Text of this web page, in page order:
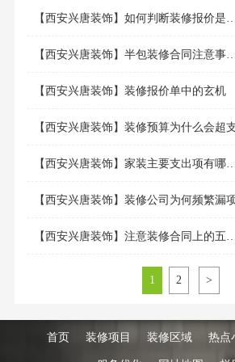
【西安兴唐装饰】半包装修合同注意事项有哪些？
【西安兴唐装饰】装修报价单中的玄机
【西安兴唐装饰】装修预算为什么会超
【西安兴唐装饰】家装主要支出项有哪些？做好装修成本预算很重要
【西安兴唐装饰】装修公司为何频繁漏
1 2 >
首页 装修项目 装修区域 热点